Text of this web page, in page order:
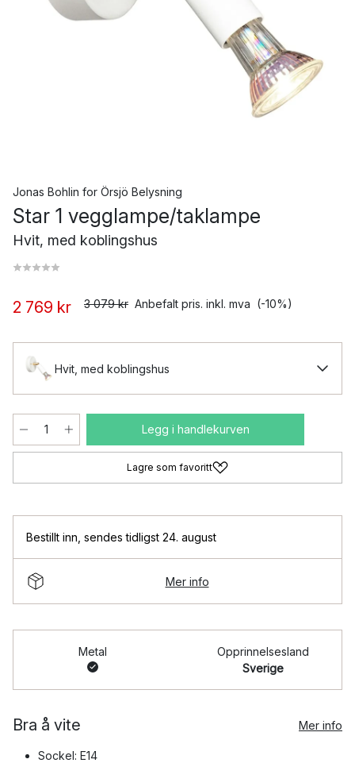
Jonas Bohlin for Örsjö Belysning
Star 1 vegglampe/taklampe
Hvit, med koblingshus
2 769 kr 3 079 kr Anbefalt pris. inkl. mva (-10%)
Hvit, med koblingshus
Legg i handlekurven
Lagre som favoritt
Bestillt inn sendes tidligst 24. august
Mer info
Metal
Opprinnelsesland
Sverige
Bra å vite Mer info
Sockel: E14